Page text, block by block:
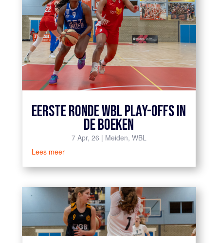
EERSTE RONDE WBL PLAY-OFFS IN
DE BOEKEN
7 Apr, 26 | Meiden, WBL
Lees meer